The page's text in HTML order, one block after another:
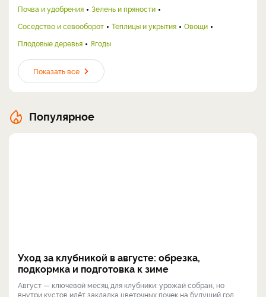
Почва и удобрения
Зелень и пряности
Соседство и севооборот
Теплицы и укрытия
Овощи
Плодовые деревья
Ягоды
Показать все
Популярное
Уход за клубникой в августе: обрезка,
подкормка и подготовка к зиме
Август — ключевой месяц для клубники: урожай собран, но
внутри кустов идёт закладка цветочных почек на будущий год.